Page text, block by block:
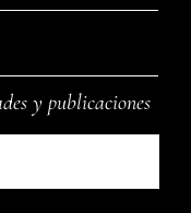
y publicaciones